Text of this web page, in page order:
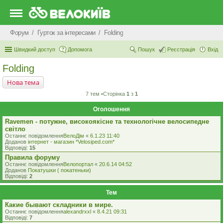
Форум Гурток за інтересами Folding
Швидкий доступ Допомога Вхід
Реєстрація
Пошук
Folding
Нова тема
7 тем •Сторінка 1 з 1
Оголошення
Ravemen - потужне, високоякісне та технологічне велосипедне
світло
Останнє повідомленняВелоДім « 6.1.23 11:40
Доданов iнтернет - магазин *Velosiped.com*
Відповіді: 15
Правила форуму
Останнє повідомленняВелопортал « 20.6.14 04:52
Доданов Покатушки ( покатеньки)
Відповіді: 2
Тем
Какие бывают складники в мире.
Останнє повідомленняalexandrxxl « 8.4.21 09:31
Відповіді: 7